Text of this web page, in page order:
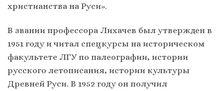
христианства на Руси».
В звании профессора Лихачев был утвержден в
1951 году и читал спецкурсы на историческом
факультете ЛГУ по палеографии, истории
русского летописания, истории культуры
Древней Руси. В 1952 году он получил